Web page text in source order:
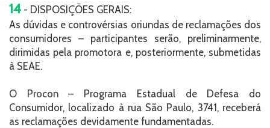
14 - DISPOSIÇÕES GERAIS:
As dúvidas e controvérsias oriundas de reclamações dos
consumidores – participantes serão, preliminarmente,
dirimidas pela promotora e, posteriormente, submetidas
à SEAE.
O Procon – Programa Estadual de Defesa do
Consumidor, localizado à rua São Paulo, 3741, receberá
as reclamações devidamente fundamentadas.